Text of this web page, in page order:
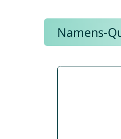
Namens-